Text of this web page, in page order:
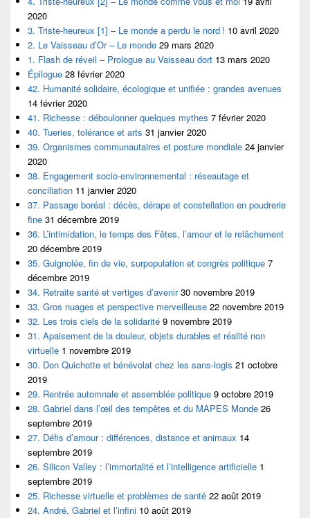
2020
3. Triste-heureux [1] – Le monde a perdu le nord ! 10 avril 2020
2. Le Vaisseau d’Or – Le monde 29 mars 2020
1. Flash de réveil – Prologue au Vaisseau dort 13 mars 2020
Épilogue 28 février 2020
42. Humanité solidaire, écologique et unifiée : grandes avenues
14 février 2020
41. Richesse : déboulonner quelques mythes 7 février 2020
40. Tueries, tolérance et arts 31 janvier 2020
39. Organismes communautaires et posture mondiale 24 janvier
2020
38. Engagement socio-environnemental : réseautage et
conciliation 11 janvier 2020
37. Passage boréal : décès, dérape et constellation en poudrerie
fine 31 décembre 2019
36. L’intimidation, le temps des Fêtes, l’amour et le relâchement
20 décembre 2019
35. Guignolée, fin de vie, surpopulation et congrès politique 7
décembre 2019
34. Retraite santé et vertiges d’avenir 30 novembre 2019
33. Gros nuages et perspective merveilleuse 22 novembre 2019
32. Les trois ciels de la solidarité 9 novembre 2019
31. Apaisement de la douleur, objets durables et réalité non
virtuelle 1 novembre 2019
30. Don Quichotte et bénévolat chez les sans-logis 21 octobre
2019
29. Rentrée automnale et assemblée politique 9 octobre 2019
28. Gabriel dans l’œil des tempêtes et du MAPES Monde 26
septembre 2019
27. Défis d’amour : différences, distance et animaux 14
septembre 2019
26. Silicon Valley : l’immortalité et l’intelligence artificielle 1
septembre 2019
25. Richesse virtuelle et problèmes de santé 22 août 2019
24. André, Gabriel et l’infini 10 août 2019